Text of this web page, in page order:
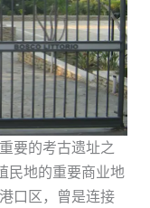
要的考古遗址之
民地的重要商业地
口区，曾是连接